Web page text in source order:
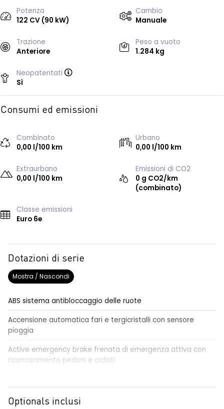
Potenza
122 CV (90 kW)
Cambio
Manuale
Trazione
Anteriore
Peso a vuoto
1.284 kg
Neopatentati
Sì
Consumi ed emissioni
Combinato
0,00 l/100 km
Urbano
0,00 l/100 km
Extraurbano
0,00 l/100 km
Emissioni di CO2
0 g CO2/km
(combinato)
Classe emissioni
Euro 6e
Dotazioni di serie
Mostra / Nascondi
ABS sistema antibloccaggio delle ruote
Accensione automatica fari e tergicristalli con sensore
pioggia
Active emergency brake frenata di emergenza attiva con
riconoscimento pedoni e ciclisti
Airbag laterali a tendina anteriori e posteriori
Optionals inclusi